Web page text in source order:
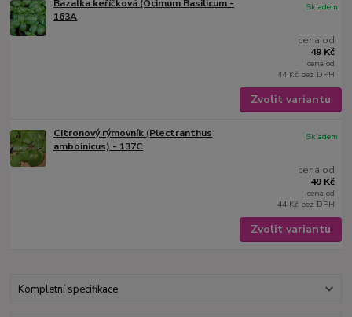
Bazalka keříčková (Ocimum Basilicum -
163A
cena od
49 Kč
cena od
44 Kč bez DPH
Skladem
Zvolit variantu
Citronový rýmovník (Plectranthus
amboinicus) - 137C
cena od
49 Kč
cena od
44 Kč bez DPH
Skladem
Zvolit variantu
Kompletní specifikace